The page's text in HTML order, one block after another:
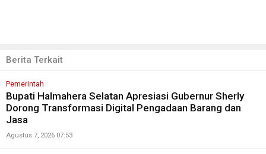
Berita Terkait
Pemerintah
Bupati Halmahera Selatan Apresiasi Gubernur Sherly
Dorong Transformasi Digital Pengadaan Barang dan
Jasa
Agustus 7, 2026 07:53